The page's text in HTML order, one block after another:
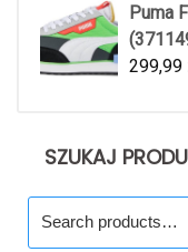
Puma
299,99
SZUKAJ
for: